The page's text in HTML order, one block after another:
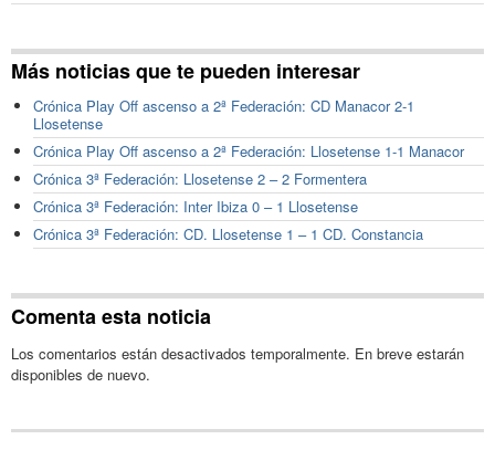
Más noticias que te pueden interesar
Crónica Play Off ascenso a 2ª Federación: CD Manacor 2-1
Llosetense
Crónica Play Off ascenso a 2ª Federación: Llosetense 1-1 Manacor
Crónica 3ª Federación: Llosetense 2 – 2 Formentera
Crónica 3ª Federación: Inter Ibiza 0 – 1 Llosetense
Crónica 3ª Federación: CD. Llosetense 1 – 1 CD. Constancia
Comenta esta noticia
Los comentarios están desactivados temporalmente. En breve estarán
disponibles de nuevo.